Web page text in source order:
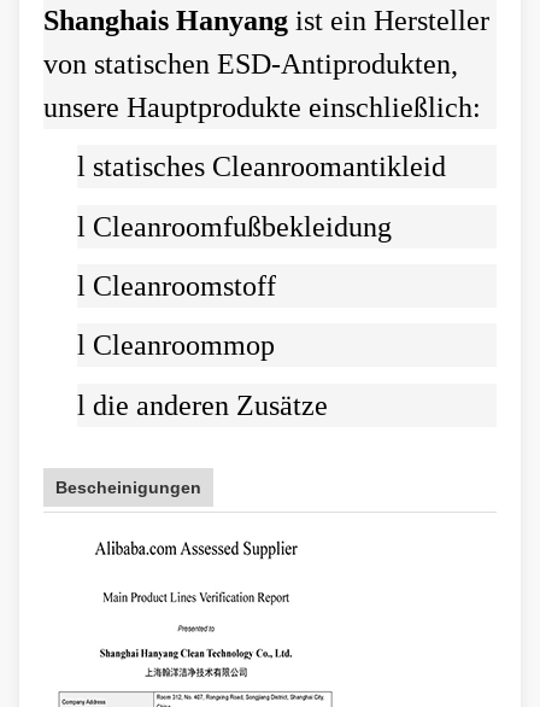
Shanghais Hanyang ist ein Hersteller
von statischen ESD-Antiprodukten,
unsere Hauptprodukte einschließlich:
l statisches Cleanroomantikleid
l Cleanroomfußbekleidung
l Cleanroomstoff
l Cleanroommop
l die anderen Zusätze
Bescheinigungen